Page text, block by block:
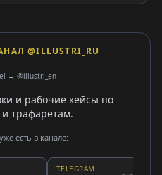
@ILLUSTRI_RU
→ @illustri_en
и рабочие кейсы по
трафаретам.
есть в канале:
TELEGRAM